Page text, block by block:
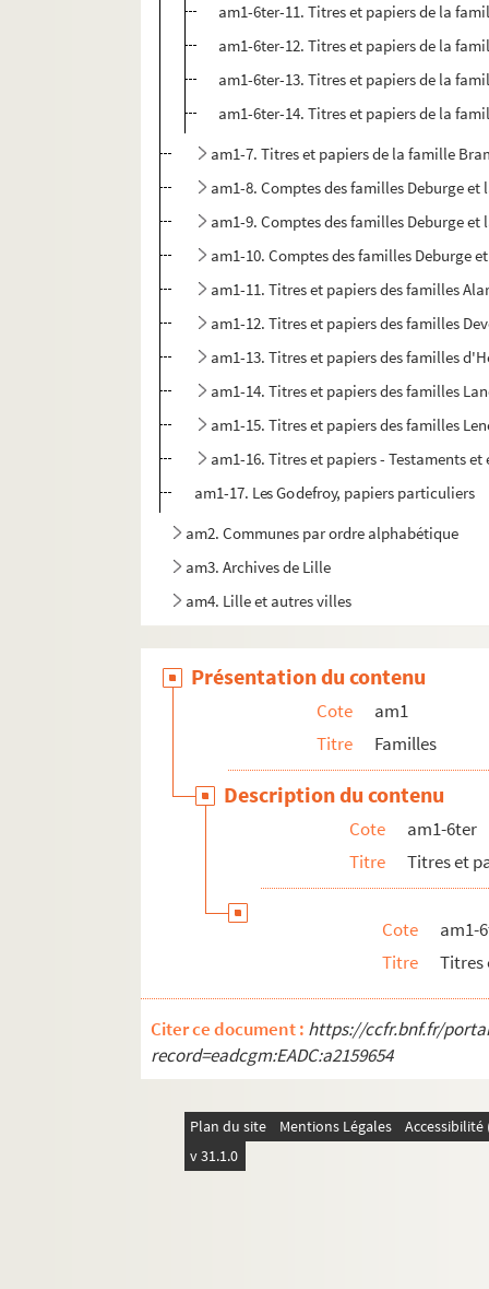
am1-6ter-11. Titres et papiers de la
am1-6ter-12. Titres et papiers de la
am1-6ter-13. Titres et papiers de la
am1-6ter-14. Titres et papiers de la
am1-7. Titres et papiers de la famille
am1-8. Comptes des familles Deburge et
am1-9. Comptes des familles Deburge et
am1-10. Comptes des familles Deburge
am1-11. Titres et papiers des familles
am1-12. Titres et papiers des familles
am1-13. Titres et papiers des familles
am1-14. Titres et papiers des familles
am1-15. Titres et papiers des familles
am1-16. Titres et papiers - Testaments
am1-17. Les Godefroy, papiers particuliers
am2. Communes par ordre alphabétique
am3. Archives de Lille
am4. Lille et autres villes
Présentation du contenu
Cote
am1
Titre
Familles
Description du contenu
Cote
am1-6ter
Titre
Titres et
Cote
am1-
Titre
Titres
Citer ce document : https://ccfr.bnf.fr/
record=eadcgm:EADC:a2159654
Plan du site Mentions Légales
v 31.1.0